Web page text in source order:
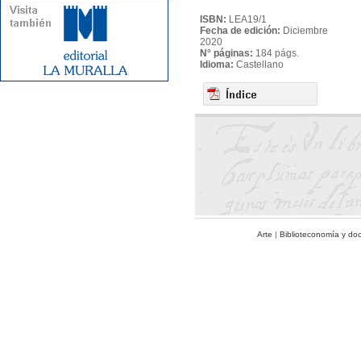
ISBN: LEA19/1
Fecha de edición: Diciembre
2020
N° páginas: 184 págs.
Idioma: Castellano
Arte | Biblioteconomía y